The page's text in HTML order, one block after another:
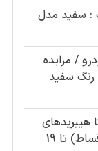
: سفید مدل
/ مزایده
فروش پژو پارس مدل 1392 XUV رنگ سفید
تویوتا هیبریدهای
کرولا صفر کیلومتر 2023 (نقد و اقساط) تا 19